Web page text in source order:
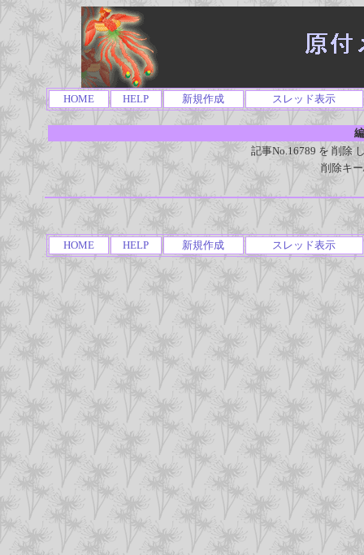
HOME HELP 新規作成 スレッド表示
記事No.16789 を 削除
削除キ
HOME HELP 新規作成 スレッド表示